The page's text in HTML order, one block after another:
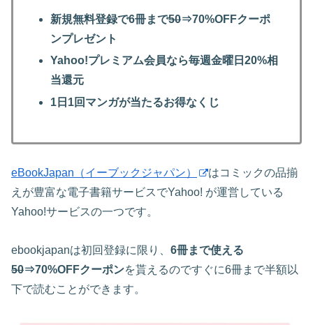
新規無料登録で6冊まで50⇒70%OFFクーポ
ンプレゼント
Yahoo!プレミアム会員なら毎週金曜日20%相
当還元
1日1回マンガが当たるお得なくじ
eBookJapan（イーブックジャパン）
はコミックの品揃
えが豊富な電子書籍サービスでYahoo! が運営している
Yahoo!サービスの一つです。
ebookjapanは初回登録に限り、 6冊まで使える
50⇒70%OFFクーポンを貰えるのですぐに6冊まで半額以
下で読むことができます。